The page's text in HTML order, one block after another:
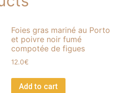
Foies gras mariné au Porto
et poivre noir fumé
compotée de figues
12.0€
Add to cart